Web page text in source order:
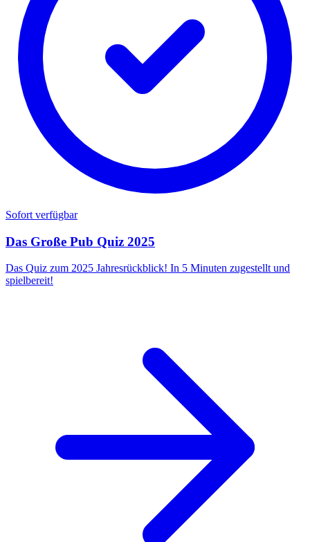
Sofort verfügbar
Das Große Pub Quiz 2025
Das Quiz zum 2025 Jahresrückblick! In 5 Minuten zugestellt und
spielbereit!